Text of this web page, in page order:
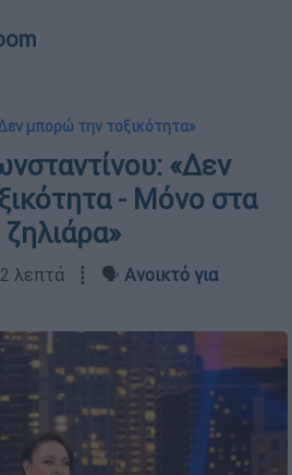
μπορώ την τοξικότητα»
«Δεν
- Μόνο στα
2 λεπτά ┋ 🗣️ Ανοικτό για